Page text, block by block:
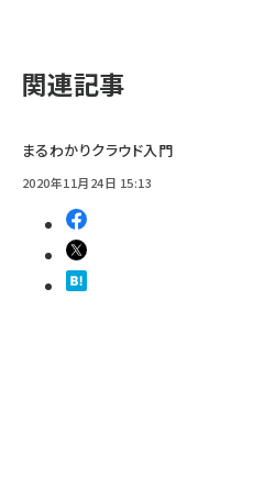
関連記事
まるわかりクラウド入門
2020年11月24日 15:13